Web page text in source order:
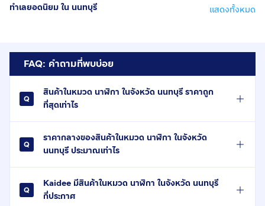
ทำเลยอดนิยม ใน นนทบุรี แสดงทั้งหมด
FAQ: คำถามที่พบบ่อย
สินค้าในหมวด นาฬิกา ในจังหวัด นนทบุรี ราคาถูก
ที่สุดเท่าไร
ราคากลางของสินค้าในหมวด นาฬิกา ในจังหวัด
นนทบุรี ประมาณเท่าไร
Kaidee มีสินค้าในหมวด นาฬิกา ในจังหวัด นนทบุรี
กี่ประกาศ